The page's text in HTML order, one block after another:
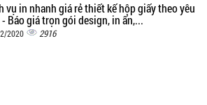
vụ in nhanh giá rẻ thiết kế hộp giấy theo yêu
Báo giá trọn gói design, in ấn,...
2020 2916